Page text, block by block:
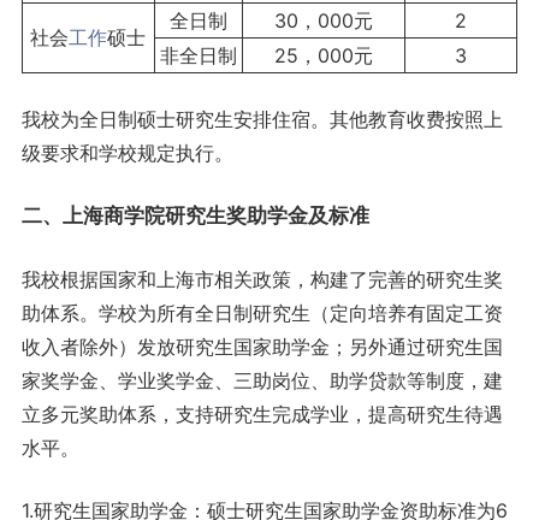
社会工作硕士
全日制 30，000元
2
非全日制
25，000元 3
我校为全日制硕士研究生安排住宿。其他教育收费按照上
级要求和学校规定执行。
二、上海商学院研究生奖助学金及标准
我校根据国家和上海市相关政策，构建了完善的研究生奖
助体系。学校为所有全日制研究生（定向培养有固定工资
收入者除外）发放研究生国家助学金；另外通过研究生国
家奖学金、学业奖学金、三助岗位、助学贷款等制度，建
立多元奖助体系，支持研究生完成学业，提高研究生待遇
水平。
1.研究生国家助学金：硕士研究生国家助学金资助标准为6